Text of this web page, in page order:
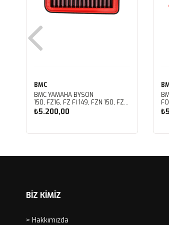
BMC
BMC YAMAHA BYSON
150, FZ16, FZ FI 149, FZN 150, FZS
FI V3 KUTU İÇİ PERFORMANS
HAVA FİLTRESİ FM01147
₺5.200,00
BİZ KİMİZ
> Hakkımızda